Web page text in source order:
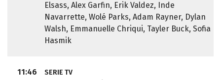
Elsass, Alex Garfin, Erik Valdez, Inde
Navarrette, Wolé Parks, Adam Rayner, Dylan
Walsh, Emmanuelle Chriqui, Tayler Buck, Sofia
Hasmik
11:46 SERIE TV